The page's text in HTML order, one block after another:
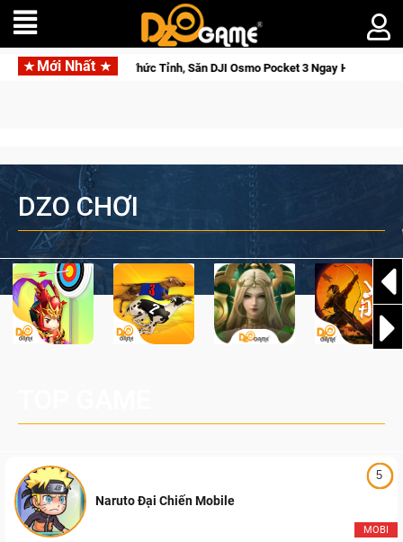
Mới Nhất
Cửu Giới Thức Tỉnh, Săn DJI Osmo Pocket 3 Ngay Hôm Nay
DZO CHƠI
5
MOBI
Naruto Đại Chiến Mobile